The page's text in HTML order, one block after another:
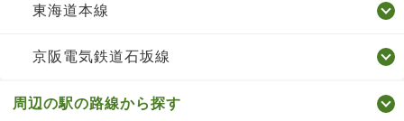
東海道本線
京阪電気鉄道石坂線
周辺の駅の路線から探す